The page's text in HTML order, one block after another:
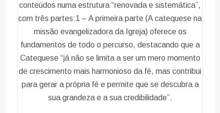
conteúdos numa estrutura “renovada e sistemática”,
com três partes:1 – A primeira parte (A catequese na
missão evangelizadora da Igreja) oferece os
fundamentos de todo o percurso, destacando que a
Catequese “já não se limita a ser um mero momento
de crescimento mais harmonioso da fé, mas contribui
para gerar a própria fé e permite que se descubra a
sua grandeza e a sua credibilidade”.